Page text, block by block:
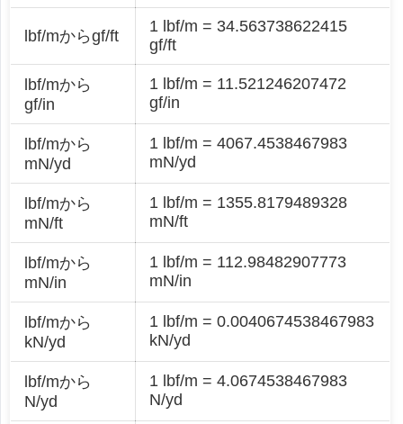
lbf/mからgf/ft
1 lbf/m = 34.563738622415
gf/ft
lbf/mから
gf/in
1 lbf/m = 11.521246207472
gf/in
lbf/mから
mN/yd
1 lbf/m = 4067.4538467983
mN/yd
lbf/mから
mN/ft
1 lbf/m = 1355.8179489328
mN/ft
lbf/mから
mN/in
1 lbf/m = 112.98482907773
mN/in
lbf/mから
kN/yd
1 lbf/m = 0.0040674538467983
kN/yd
lbf/mから
N/yd
1 lbf/m = 4.0674538467983
N/yd